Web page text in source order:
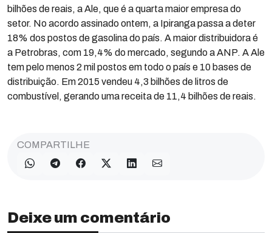
bilhões de reais, a Ale, que é a quarta maior empresa do
setor. No acordo assinado ontem, a Ipiranga passa a deter
18% dos postos de gasolina do país. A maior distribuidora é
a Petrobras, com 19,4% do mercado, segundo a ANP. A Ale
tem pelo menos 2 mil postos em todo o país e 10 bases de
distribuição. Em 2015 vendeu 4,3 bilhões de litros de
combustível, gerando uma receita de 11,4 bilhões de reais.
COMPARTILHE
Deixe um comentário